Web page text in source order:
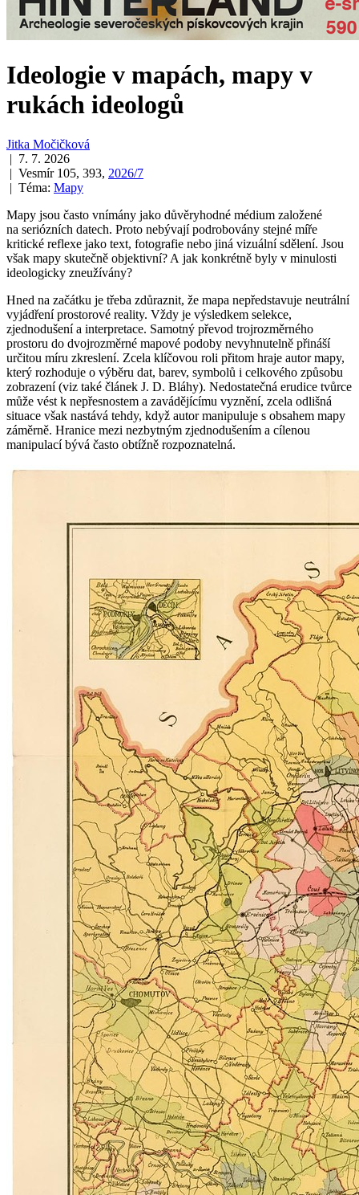
Ideologie v mapách, mapy v
rukách ideologů
Jitka Močičková
| 7. 7. 2026
| Vesmír 105, 393, 2026/7
| Téma: Mapy
Mapy jsou často vnímány jako důvěryhodné médium založené
na seriózních datech. Proto nebývají podrobovány stejné míře
kritické reflexe jako text, fotografie nebo jiná vizuální sdělení. Jsou
však mapy skutečně objektivní? A jak konkrétně byly v minulosti
ideologicky zneužívány?
Hned na začátku je třeba zdůraznit, že mapa nepředstavuje neutrální
vyjádření prostorové reality. Vždy je výsledkem selekce,
zjednodušení a interpretace. Samotný převod trojrozměrného
prostoru do dvojrozměrné mapové podoby nevyhnutelně přináší
určitou míru zkreslení. Zcela klíčovou roli přitom hraje autor mapy,
který rozhoduje o výběru dat, barev, symbolů i celkového způsobu
zobrazení (viz také článek J. D. Bláhy). Nedostatečná erudice tvůrce
může vést k nepřesnostem a zavádějícímu vyznění, zcela odlišná
situace však nastává tehdy, když autor manipuluje s obsahem mapy
záměrně. Hranice mezi nezbytným zjednodušením a cílenou
manipulací bývá často obtížně rozpoznatelná.